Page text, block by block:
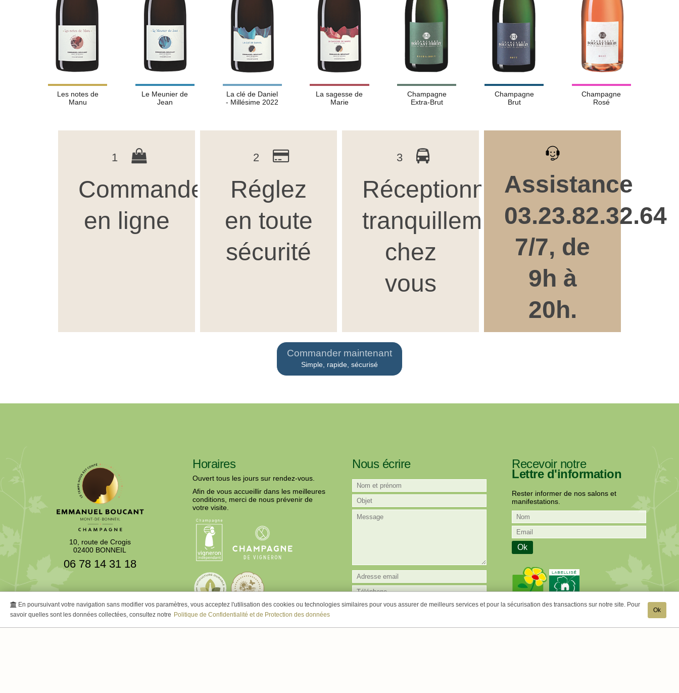
Les notes de
Manu
Le Meunier de
Jean
La clé de Daniel
- Millésime 2022
La sagesse de
Marie
Champagne
Extra-Brut
Champagne
Brut
Champagne
Rosé
1
Commandez
en ligne
2
Réglez
en toute
sécurité
3
Réceptionnez
tranquillement
chez
vous
Assistance
03.23.82.32.64
7/7, de
9h à
20h.
Commander maintenant
Simple, rapide, sécurisé
10, route de Crogis
02400 BONNEIL
06 78 14 31 18
Horaires
Ouvert tous les jours sur rendez-vous.
Afin de vous accueillir dans les meilleures
conditions, merci de nous prévenir de
votre visite.
Nous écrire Recevoir notre
Lettre d'information
Rester informer de nos salons et
manifestations.
Ok
En poursuivant votre navigation sans modifier vos paramètres, vous acceptez l'utilisation des cookies ou technologies similaires pour vous assurer de meilleurs services et pour la sécurisation des transactions sur notre site. Pour
savoir quelles sont les données collectées, consultez notre
Politique de Confidentialité et de Protection des données